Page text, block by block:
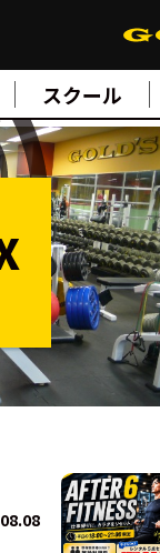
スクール
ト
法人会員